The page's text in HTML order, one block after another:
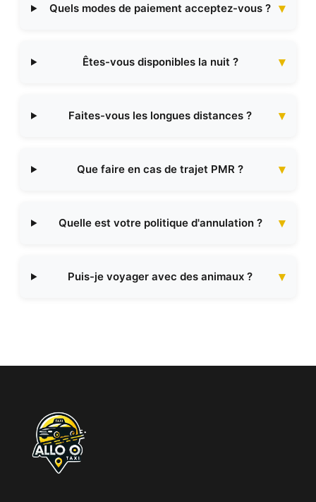
Quels modes de paiement acceptez-vous ?
Êtes-vous disponibles la nuit ?
Faites-vous les longues distances ?
Que faire en cas de trajet PMR ?
Quelle est votre politique d'annulation ?
Puis-je voyager avec des animaux ?